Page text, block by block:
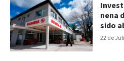
22 de
nena
sido